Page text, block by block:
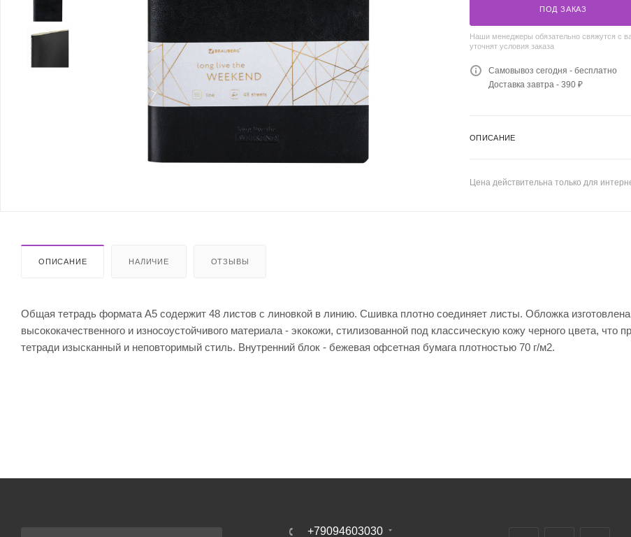
ПОД ЗАКАЗ
Наши менеджеры обязательно свяжутся с
уточнят условия заказа
Самовывоз сегодня - бесплатно
Доставка завтра - 390 ₽
ОПИСАНИЕ
Цена действительна только для
ОПИСАНИЕ НАЛИЧИЕ ОТЗЫВЫ
Общая тетрадь формата А5 содержит 48 листов с линовкой в линию. Сшивка плотно соединяет листы. Обложка
высококачественного и износоустойчивого материала - экокожи, стилизованной под классическую кожу черного цвета, что
тетради изысканный и неповторимый стиль. Внутренний блок - бежевая офсетная бумага плотностью 70 г/м2.
+79094603030